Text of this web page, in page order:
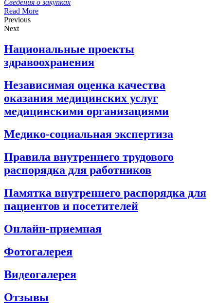
Сведения о закупках
Read More
Previous
Next
Национальные проекты
здравоохранения
Независимая оценка качества
оказания медицинских услуг
медицинскими организациями
Медико-социальная экспертиза
Правила внутреннего трудового
распорядка для работников
Памятка внутреннего распорядка для
пациентов и посетителей
Онлайн-приемная
Фотогалерея
Видеогалерея
Отзывы